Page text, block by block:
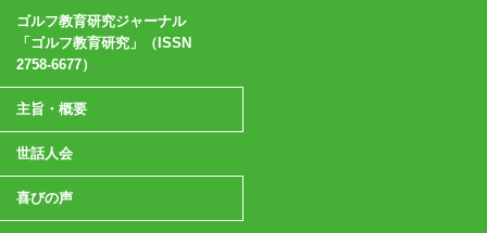
ゴルフ教育研究ジャーナル
「ゴルフ教育研究」（ISSN
2758-6677）
主旨・概要
世話人会
喜びの声